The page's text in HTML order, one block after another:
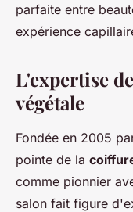
parfaite entre
expérience
L'expertise
végétale
Fondée en 2005
pointe de la
comme pionnier
salon fait figure